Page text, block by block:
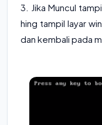
3. Jika Muncul
hing tampil layar
dan kembali pada